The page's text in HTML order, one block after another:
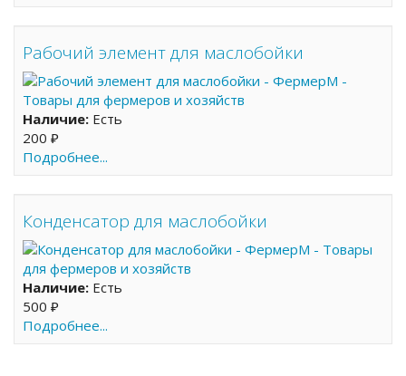
Рабочий элемент для маслобойки
Наличие: Есть
200 ₽
Подробнее...
Конденсатор для маслобойки
Наличие: Есть
500 ₽
Подробнее...